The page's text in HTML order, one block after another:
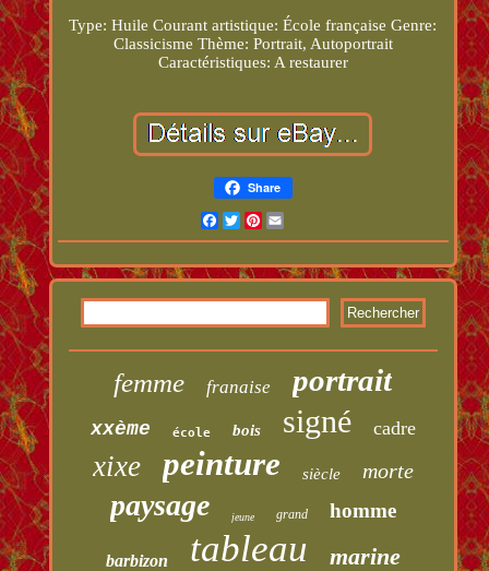
Type: Huile Courant artistique: École française Genre:
Classicisme Thème: Portrait, Autoportrait
Caractéristiques: A restaurer
Share
Facebook
TwitterPinterest
femme franaise portrait
xxème école bois signé cadre
xixe peinture siècle morte
paysage jeune grand homme
barbizon tableau marine